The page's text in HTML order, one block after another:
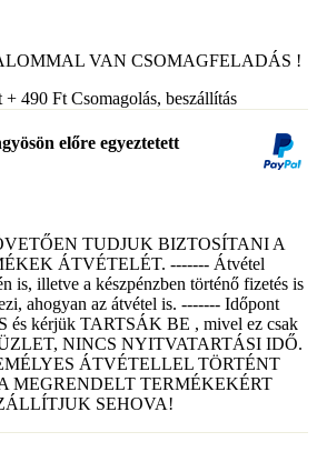
VAN CSOMAGFELADÁS !
+ 490 Ft Csomagolás, beszállítás
előre egyeztetett
TUDJUK BIZTOSÍTANI A
ÁTVÉTELÉT. ------- Átvétel
is, illetve a készpénzben történő fizetés is
ahogyan az átvétel is. ------- Időpont
és kérjük TARTSÁK BE , mivel ez csak
NINCS NYITVATARTÁSI IDŐ.
ÁTVÉTELLEL TÖRTÉNT
MEGRENDELT TERMÉKEKÉRT
SEHOVA!